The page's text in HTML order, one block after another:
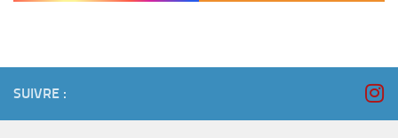
SUIVRE :